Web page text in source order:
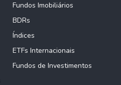
Fundos Imobiliários
BDRs
Índices
ETFs Internacionais
Fundos de Investimentos